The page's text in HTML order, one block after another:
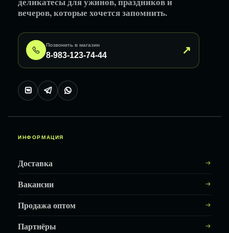
вечеров, которые хочется запомнить.
Позвонить в магазин
8-983-123-74-44 ↗
ИНФОРМАЦИЯ
Доставка
Вакансии
Продажа оптом
Партнёры